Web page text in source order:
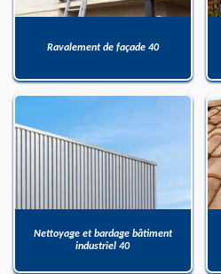
Ravalement de façade 40
Nettoyage et bardage bâtiment
industriel 40